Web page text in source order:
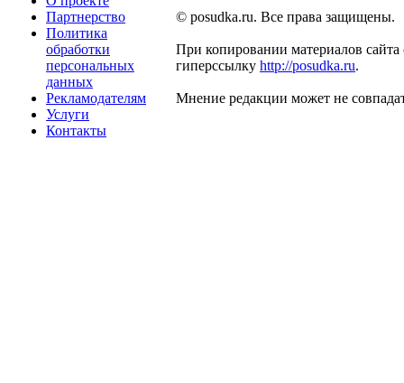
Партнерство
Политика
обработки
персональных
данных
Рекламодателям
Услуги
Контакты
© posudka.ru. Все права защищены.
При копировании материалов сайта
гиперссылку http://posudka.ru.
Мнение редакции может не